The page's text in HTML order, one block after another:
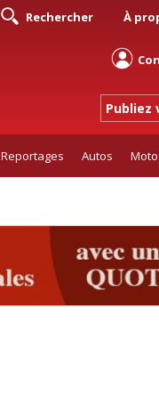
Rechercher À
Publiez
Reportages Autos